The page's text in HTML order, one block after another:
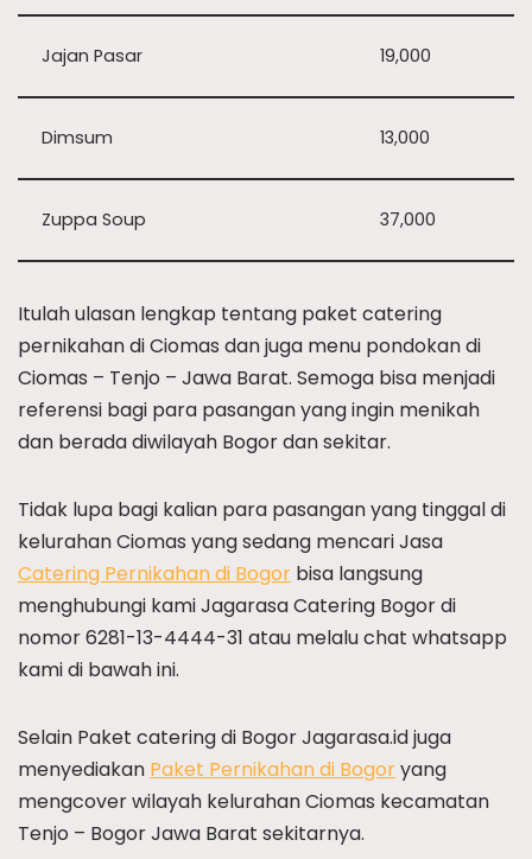
Jajan Pasar 19,000
Dimsum 13,000
Zuppa Soup 37,000
Itulah ulasan lengkap tentang paket catering
pernikahan di Ciomas dan juga menu pondokan di
Ciomas – Tenjo – Jawa Barat. Semoga bisa menjadi
referensi bagi para pasangan yang ingin menikah
dan berada diwilayah Bogor dan sekitar.
Tidak lupa bagi kalian para pasangan yang tinggal di
kelurahan Ciomas yang sedang mencari Jasa
Catering Pernikahan di Bogor bisa langsung
menghubungi kami Jagarasa Catering Bogor di
nomor 6281-13-4444-31 atau melalu chat whatsapp
kami di bawah ini.
Selain Paket catering di Bogor Jagarasa.id juga
menyediakan Paket Pernikahan di Bogoryang
mengcover wilayah kelurahan Ciomas kecamatan
Tenjo – Bogor Jawa Barat sekitarnya.